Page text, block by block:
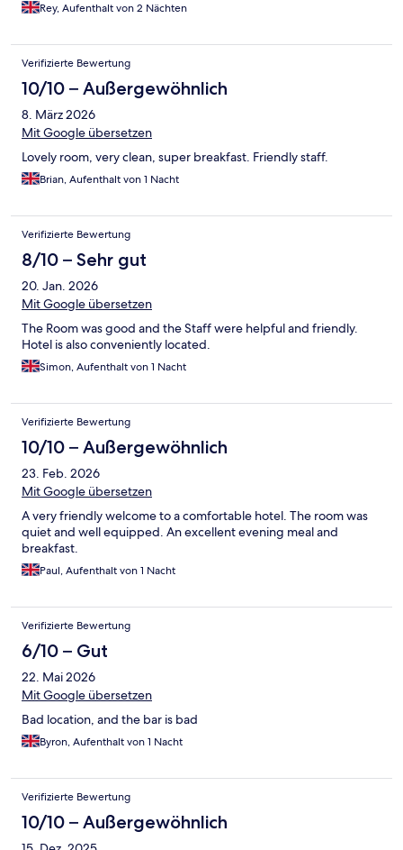
Rey, Aufenthalt von 2 Nächten
Verifizierte Bewertung
10/10 – Außergewöhnlich
8. März 2026
Mit Google übersetzen
Lovely room, very clean, super breakfast. Friendly staff.
Brian, Aufenthalt von 1 Nacht
Verifizierte Bewertung
8/10 – Sehr gut
20. Jan. 2026
Mit Google übersetzen
The Room was good and the Staff were helpful and friendly.
Hotel is also conveniently located.
Simon, Aufenthalt von 1 Nacht
Verifizierte Bewertung
10/10 – Außergewöhnlich
23. Feb. 2026
Mit Google übersetzen
A very friendly welcome to a comfortable hotel. The room was
quiet and well equipped. An excellent evening meal and
breakfast.
Paul, Aufenthalt von 1 Nacht
Verifizierte Bewertung
6/10 – Gut
22. Mai 2026
Mit Google übersetzen
Bad location, and the bar is bad
Byron, Aufenthalt von 1 Nacht
Verifizierte Bewertung
10/10 – Außergewöhnlich